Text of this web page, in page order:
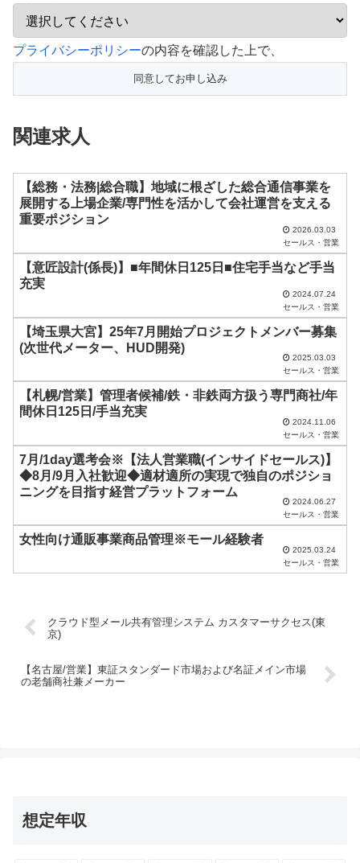
こ
フ
ー
は
の
ま
に
し
だ
い
。
プライバシーポリシーの内容を確認した上で、
関連求人
【総務・法務|総合職】地域に根ざした総合通信事業を
展開する上場企業/専門性を活かして会社運営を支える
重要ポジション
2026.03.03
セールス・営業
【意匠設計(係長)】■年間休日125日■住宅手当など手当
充実
2024.07.24
セールス・営業
【埼玉県大宮】25年7月開始プロジェクトメンバー募集
(次世代メーター、HUD開発)
2025.03.03
セールス・営業
【札幌/営業】管理者候補/鉄・非鉄両方扱う専門商社/年
間休日125日/手当充実
2024.11.06
セールス・営業
7月/1day選考会※【法人営業職(インサイドセールス)】
◆8月/9月入社歓迎◆適材適所の実現で独自のポジショ
ニングを目指す経営プラットフォーム
2024.06.27
セールス・営業
女性向け通販事業商品管理※モール経験者
2025.03.24
セールス・営業
クラウド型メール共有管理システム カスタマーサクセス(東
京)
【名古屋/営業】東証スタンダード市場および名証メイン市場
の老舗商社兼メーカー
想定年収